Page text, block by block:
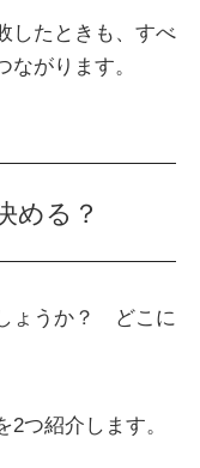
したときも、すべ
がります。
める？
ょうか？ どこに
つ紹介します。